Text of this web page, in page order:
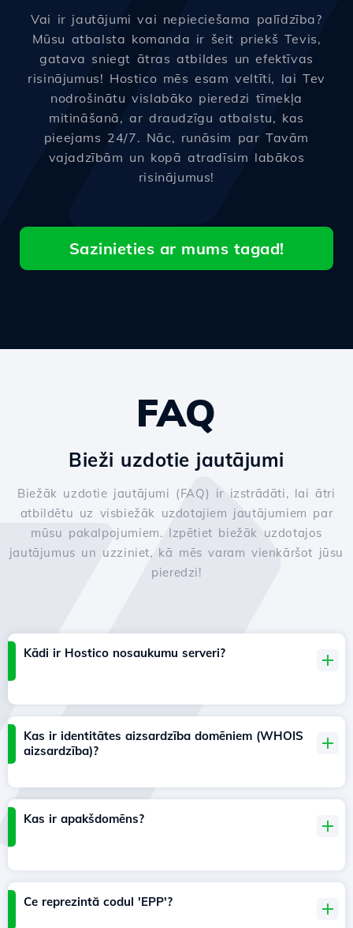
Vai ir jautājumi vai nepieciešama palīdzība?
Mūsu atbalsta komanda ir šeit priekš Tevis,
gatava sniegt ātras atbildes un efektīvas
risinājumus! Hostico mēs esam veltīti, lai Tev
nodrošinātu vislabāko pieredzi tīmekļa
mitināšanā, ar draudzīgu atbalstu, kas
pieejams 24/7. Nāc, runāsim par Tavām
vajadzībām un kopā atradīsim labākos
risinājumus!
Sazinieties ar mums tagad!
FAQ
Bieži uzdotie jautājumi
Biežāk uzdotie jautājumi (FAQ) ir izstrādāti, lai ātri
atbildētu uz visbiežāk uzdotajiem jautājumiem par
mūsu pakalpojumiem. Izpētiet biežāk uzdotajos
jautājumus un uzziniet, kā mēs varam vienkāršot jūsu
pieredzi!
Kādi ir Hostico nosaukumu serveri?
Kas ir identitātes aizsardzība domēniem (WHOIS
aizsardzība)?
Kas ir apakšdomēns?
Ce reprezintă codul 'EPP'?